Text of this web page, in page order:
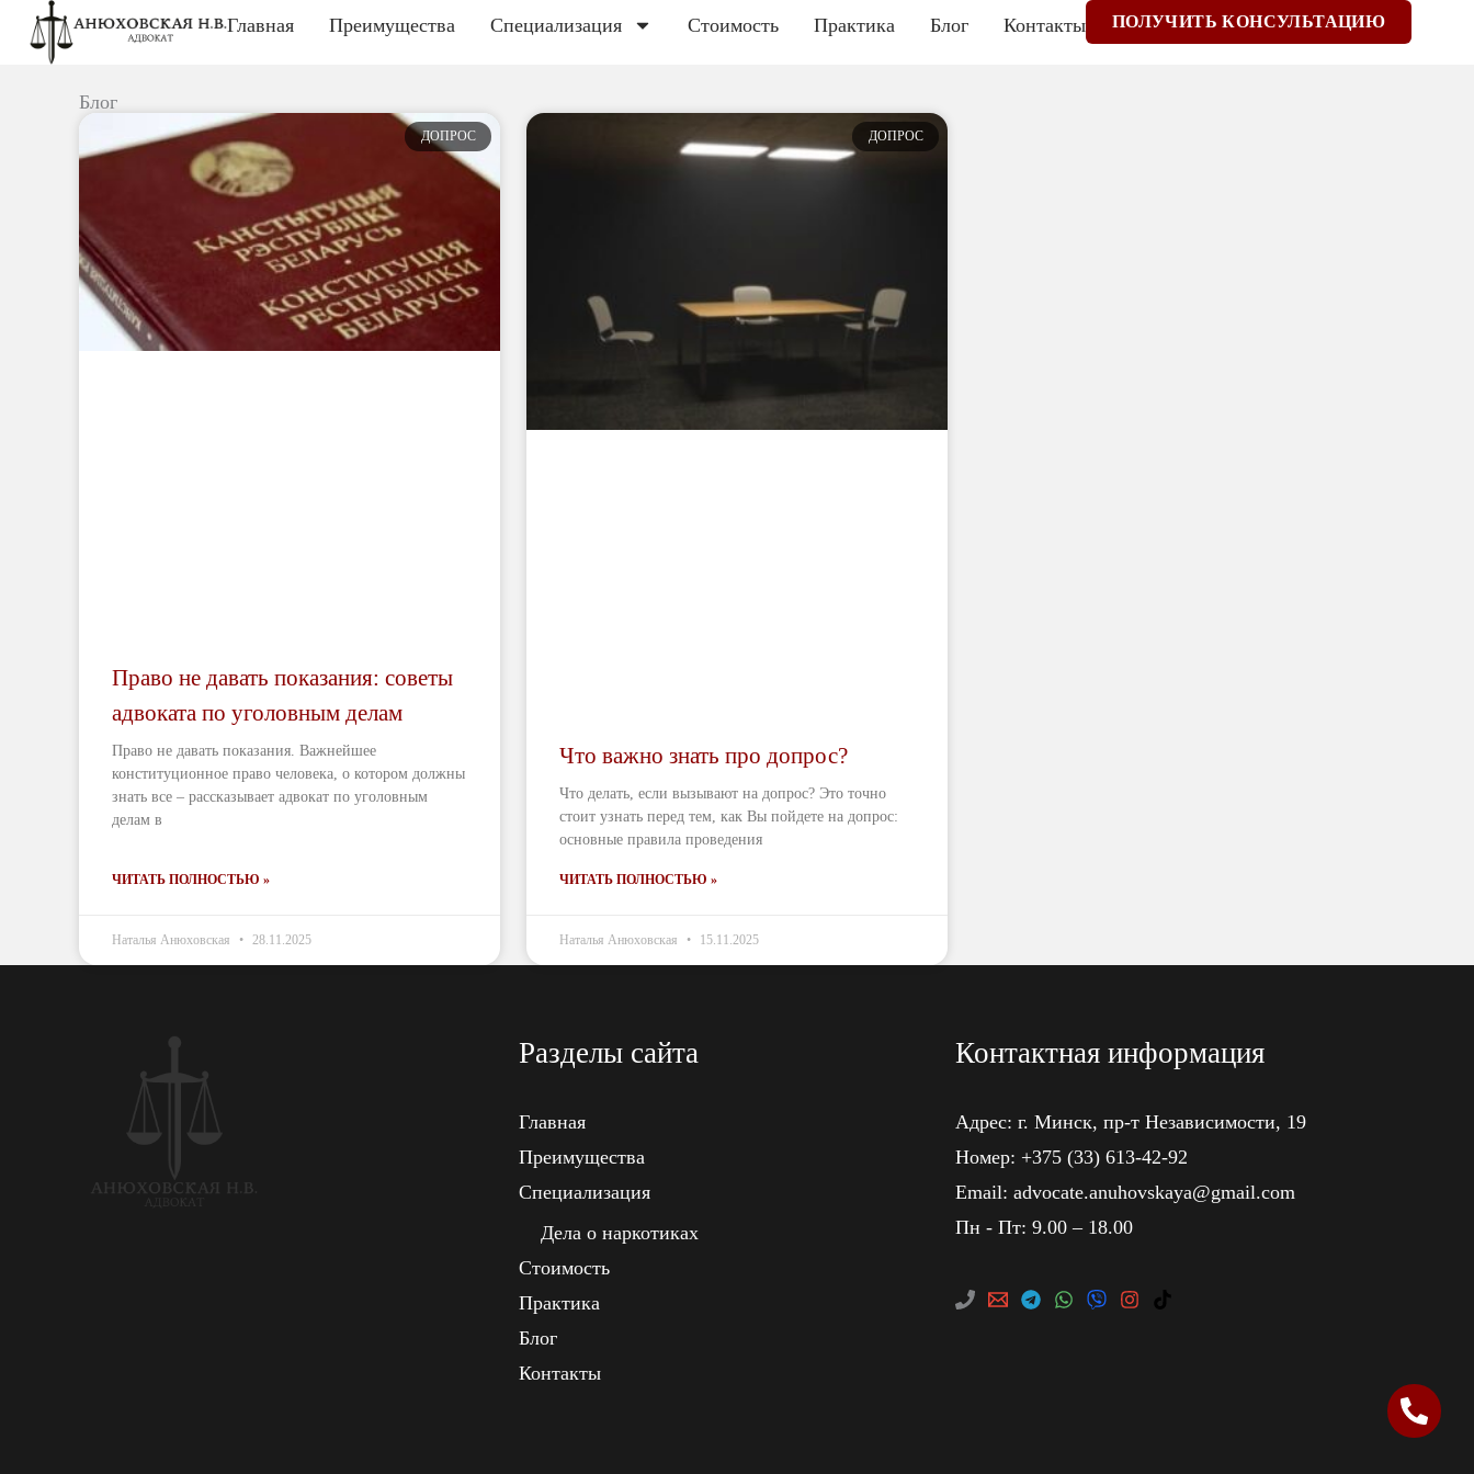
Перейти
Главная Преимущества Специализация Стоимость Практика Блог Контакты ПОЛУЧИТЬ КОНСУЛЬТАЦИЮ
Блог
ДОПРОС
Право не давать показания: советы
адвоката по уголовным делам
Право не давать показания. Важнейшее
конституционное право человека, о котором должны
знать все – рассказывает адвокат по уголовным
делам в
ЧИТАТЬ ПОЛНОСТЬЮ »
Наталья Анюховская 28.11.2025
ДОПРОС
Что важно знать про допрос?
Что делать, если вызывают на допрос? Это точно
стоит узнать перед тем, как Вы пойдете на допрос:
основные правила проведения
ЧИТАТЬ ПОЛНОСТЬЮ »
Наталья Анюховская 15.11.2025
Разделы сайта
Главная
Преимущества
Специализация
Дела о наркотиках
Стоимость
Практика
Блог
Контакты
Контактная информация
Адрес: г. Минск, пр-т Независимости, 19
Номер: +375 (33) 613-42-92
Email: advocate.anuhovskaya@gmail.com
Пн - Пт: 9.00 – 18.00